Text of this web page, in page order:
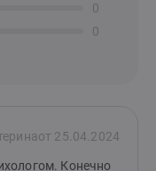
0
0
от 25.04.2024
Конечно